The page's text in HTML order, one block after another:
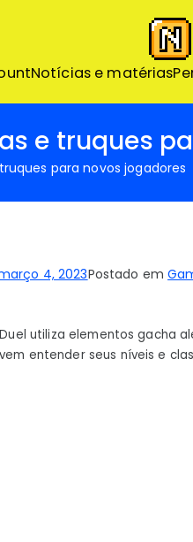
Notícias e matérias
e truques
para novos jogadores
4, 2023Postado em
utiliza elementos gacha
entender seus níveis e